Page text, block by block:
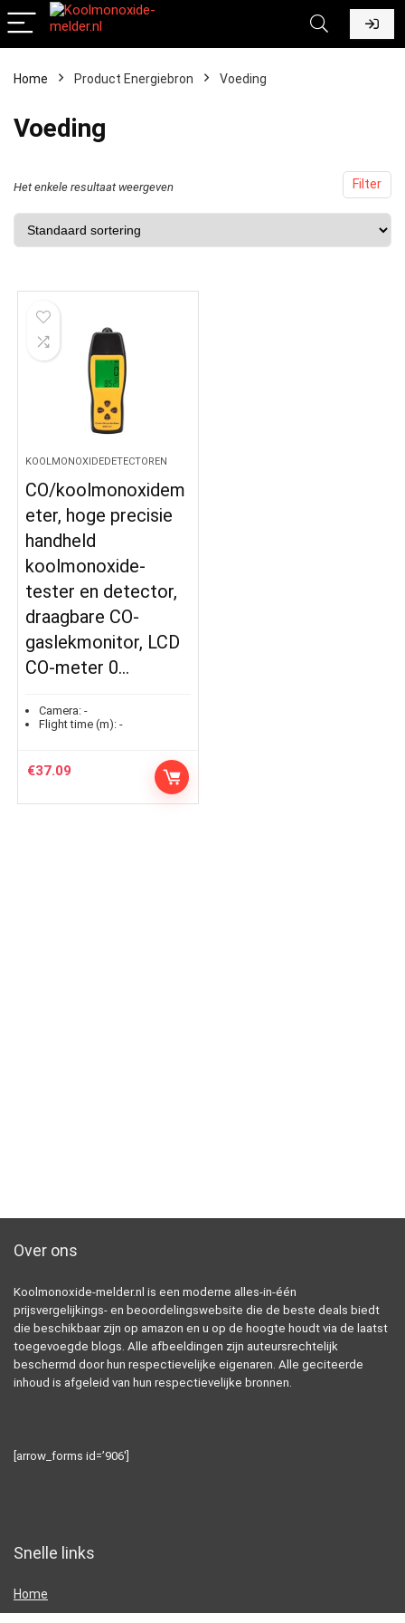
Home Product Energiebron ‎Voeding
‎Voeding
Filter
Het enkele resultaat weergeven
KOOLMONOXIDEDETECTOREN
CO/koolmonoxidem
eter, hoge precisie
handheld
koolmonoxide-
tester en detector,
draagbare CO-
gaslekmonitor, LCD
CO-meter 0…
Camera: -
Flight time (m): -
€37.09
Over ons
Koolmonoxide-melder.nl is een moderne alles-in-één
prijsvergelijkings- en beoordelingswebsite die de beste deals biedt
die beschikbaar zijn op amazon en u op de hoogte houdt via de laatst
toegevoegde blogs. Alle afbeeldingen zijn auteursrechtelijk
beschermd door hun respectievelijke eigenaren. Alle geciteerde
inhoud is afgeleid van hun respectievelijke bronnen.
[arrow_forms id=’906′]
Snelle links
Home